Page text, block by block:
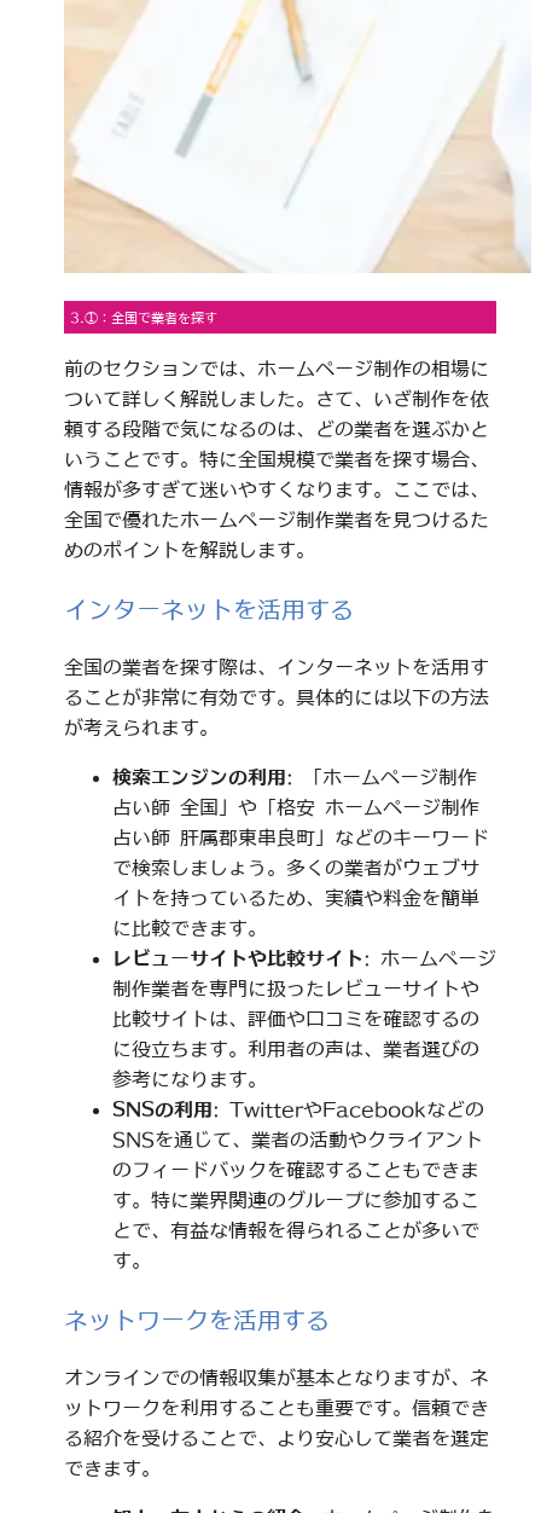
3.①：全国で業者を探す
前のセクションでは、ホームページ制作の相場に
ついて詳しく解説しました。さて、いざ制作を依
頼する段階で気になるのは、どの業者を選ぶかと
いうことです。特に全国規模で業者を探す場合、
情報が多すぎて迷いやすくなります。ここでは、
全国で優れたホームページ制作業者を見つけるた
めのポイントを解説します。
インターネットを活用する
全国の業者を探す際は、インターネットを活用す
ることが非常に有効です。具体的には以下の方法
が考えられます。
検索エンジンの利用 : 「ホームページ制作
占い師 全国」や「格安 ホームページ制作
占い師 肝属郡東串良町」などのキーワード
で検索しましょう。多くの業者がウェブサ
イトを持っているため、実績や料金を簡単
に比較できます。
レビューサイトや比較サイト: ホームページ
制作業者を専門に扱ったレビューサイトや
比較サイトは、評価や口コミを確認するの
に役立ちます。利用者の声は、業者選びの
参考になります。
SNSの利用 : TwitterやFacebookなどの
SNSを通じて、業者の活動やクライアント
のフィードバックを確認することもできま
す。特に業界関連のグループに参加するこ
とで、有益な情報を得られることが多いで
す。
ネットワークを活用する
オンラインでの情報収集が基本となりますが、ネ
ットワークを利用することも重要です。信頼でき
る紹介を受けることで、より安心して業者を選定
できます。